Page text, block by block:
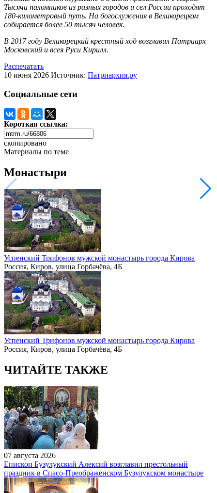
Тысячи паломников из разных городов и сел России проходят
180-километровый путь. На богослужения в Великорецком
собирается более 50 тысяч человек.
В 2017 году Великорецкий крестный ход возглавил Патриарх
Московский и всея Руси Кирилл.
Распечатать
10 июня 2026 Источник: Патриархия.ру
Социальные сети
Короткая ссылка:
скопировано
Материалы по теме
Монастыри
Успенский Трифонов мужской монастырь города Кирова
Россия, Киров, улица Горбачёва, 4Б
Успенский Трифонов мужской монастырь города Кирова
Россия, Киров, улица Горбачёва, 4Б
ЧИТАЙТЕ ТАКЖЕ
07 августа 2026
Епископ Бузулукский Алексий возглавил престольный
праздник в Спасо-Преображенском Бузулукском монастыре